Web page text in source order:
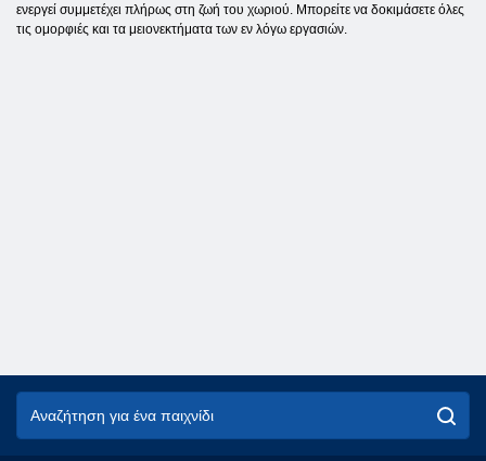
ενεργεί συμμετέχει πλήρως στη ζωή του χωριού. Μπορείτε να δοκιμάσετε όλες
τις ομορφιές και τα μειονεκτήματα των εν λόγω εργασιών.